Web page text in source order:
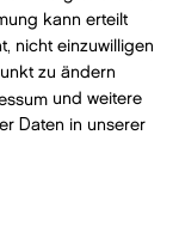
PayPal
kann erteilt
nicht einzuwilligen
zu ändern
und weitere
Daten in unserer